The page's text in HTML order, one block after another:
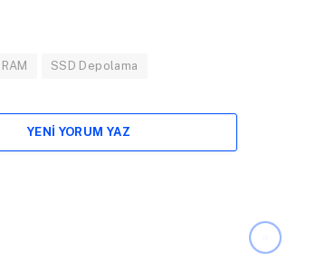
RAM SSD Depolama
YENI YORUM YAZ